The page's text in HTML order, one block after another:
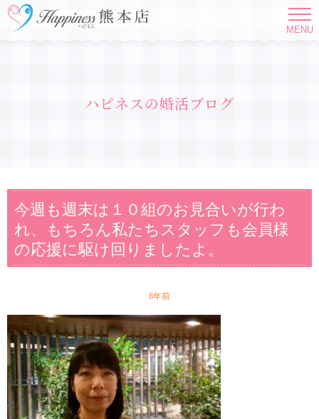
MENU
ハピネスの婚活ブログ
今週も週末は１０組のお見合いが行わ
れ、もちろん私たちスタッフも会員様
の応援に駆け回りましたよ。
8年前